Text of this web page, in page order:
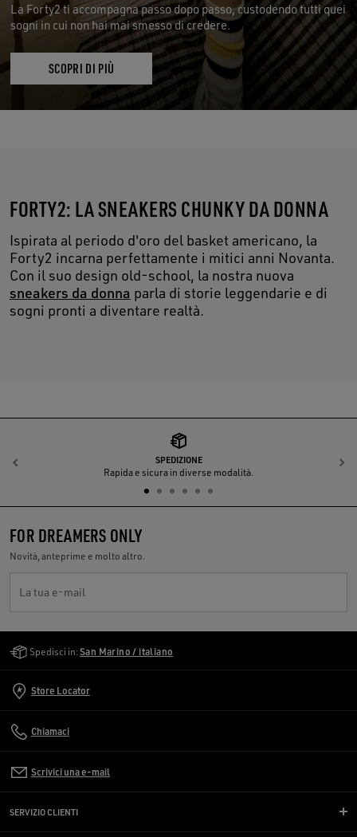
La Forty2 ti accompagna passo dopo passo, custodendo tutti quei
sogni in cui non hai mai smesso di credere.
SCOPRI DI PIÙ
FORTY2: LA SNEAKERS CHUNKY DA DONNA
Ispirata al periodo d'oro del basket americano, la
Forty2 incarna perfettamente i mitici anni Novanta.
Con il suo design old-school, la nostra nuova
sneakers da donna parla di storie leggendarie e di
sogni pronti a diventare realtà.
SPEDIZIONE
Rapida e sicura in diverse modalità.
Indietro
FOR DREAMERS ONLY
Novità, anteprime e molto altro.
La tua e-mail
Spedisci in: San Marino / italiano
Store Locator
Chiamaci
Scrivici una e-mail
SERVIZIO CLIENTI